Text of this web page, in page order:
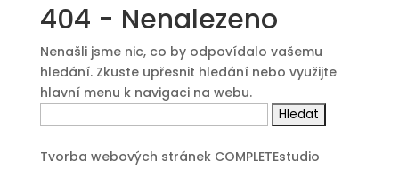
404 - Nenalezeno
Nenašli jsme nic, co by odpovídalo vašemu
hledání. Zkuste upřesnit hledání nebo využijte
hlavní menu k navigaci na webu.
Tvorba webových stránek COMPLETEstudio